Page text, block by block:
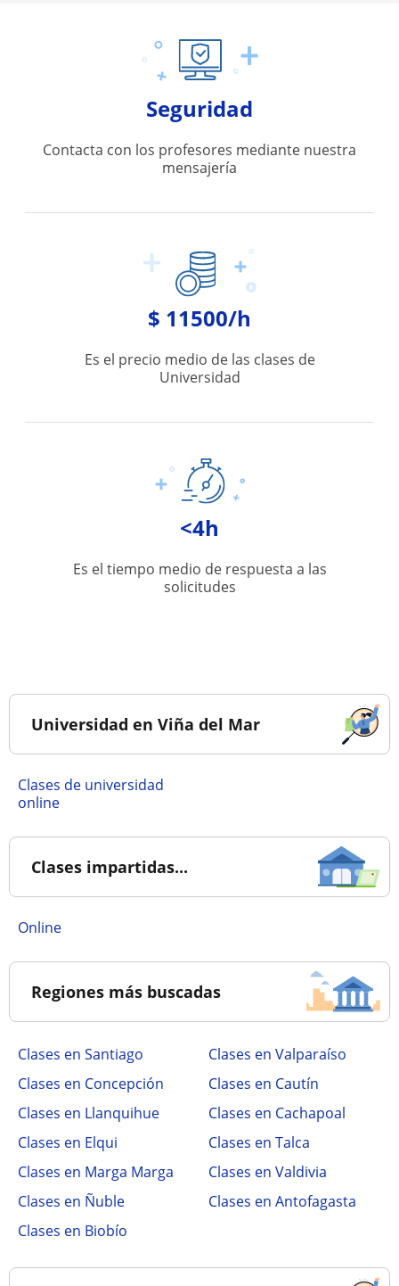
Seguridad
Contacta con los profesores mediante nuestra
mensajería
$ 11500/h
Es el precio medio de las clases de
Universidad
<4h
Es el tiempo medio de respuesta a las
solicitudes
Universidad en Viña del Mar
Clases de universidad
online
Clases impartidas...
online
Regiones más buscadas
Clases en Santiago
Clases en Valparaíso
Clases en Concepción
Clases en Cautín
Clases en Llanquihue
Clases en Cachapoal
Clases en Elqui
Clases en Talca
Clases en Marga Marga
Clases en Valdivia
Clases en Ñuble
Clases en Antofagasta
Clases en Biobío